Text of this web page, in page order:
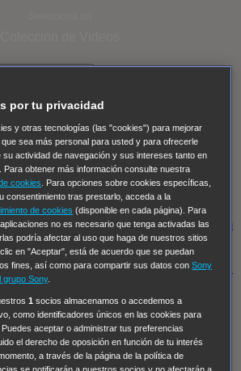
- ver todos - Padres
Despedida Salvaje
ojo del FBI Pan Am Dawson crece
The Blacklist Cinco en familia
Diez libras y un sueño Mr Loverman
III NUEVE CUERPOS Los últimos
infinita Sing Street Cobra Kai
Tom
Los casos de Susan Ryeland:
Twisted Metal Mentes Criminales:
Without Sin: Libre de Culpa Morbius
Orleans Pandora En fuera de juego
margen de la ley Duplicated Preacher
por tu privacidad
y otras tecnologías (las "cookies") para mejorar
sea más personal para usted y para ofrecerle
su actividad de navegación y sus intereses tanto en
Para obtener más información consulte nuestra
cookies
. Para opciones sobre cookies específicas,
consentimiento tras prestarlo, acceda a la
de cookies (disponible en cada página). Para
no es necesario que tenga activadas las
podría afectar al uso que haga de nuestros sitios
en "Aceptar", está de acuerdo que se puedan
fines, así como para compartir sus datos conSony
grupo Sony.
1 socios almacenamos o accedemos a
como identificadores únicos en las cookies para
aceptar o administrar tus preferencias
el derecho de oposición en función de tu interés
a través de la página de la política de